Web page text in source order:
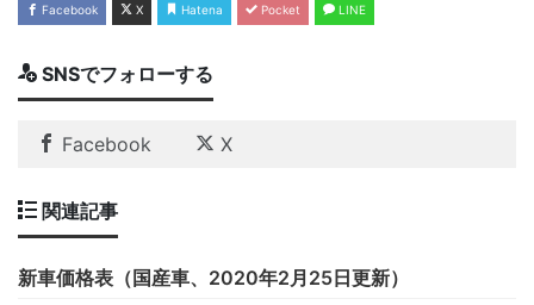
Facebook X Hatena Pocket LINE
SNSでフォローする
Facebook X
関連記事
新車価格表（国産車、2020年2月25日更新）